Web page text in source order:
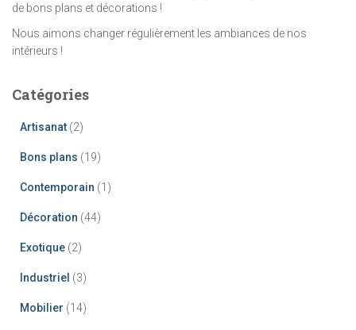
de bons plans et décorations !
Nous aimons changer régulièrement les ambiances de nos
intérieurs !
Catégories
Artisanat (2)
Bons plans (19)
Contemporain (1)
Décoration (44)
Exotique (2)
Industriel (3)
Mobilier (14)